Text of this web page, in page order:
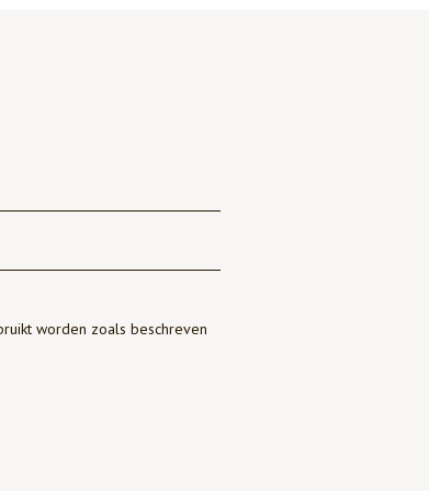
worden zoals beschreven